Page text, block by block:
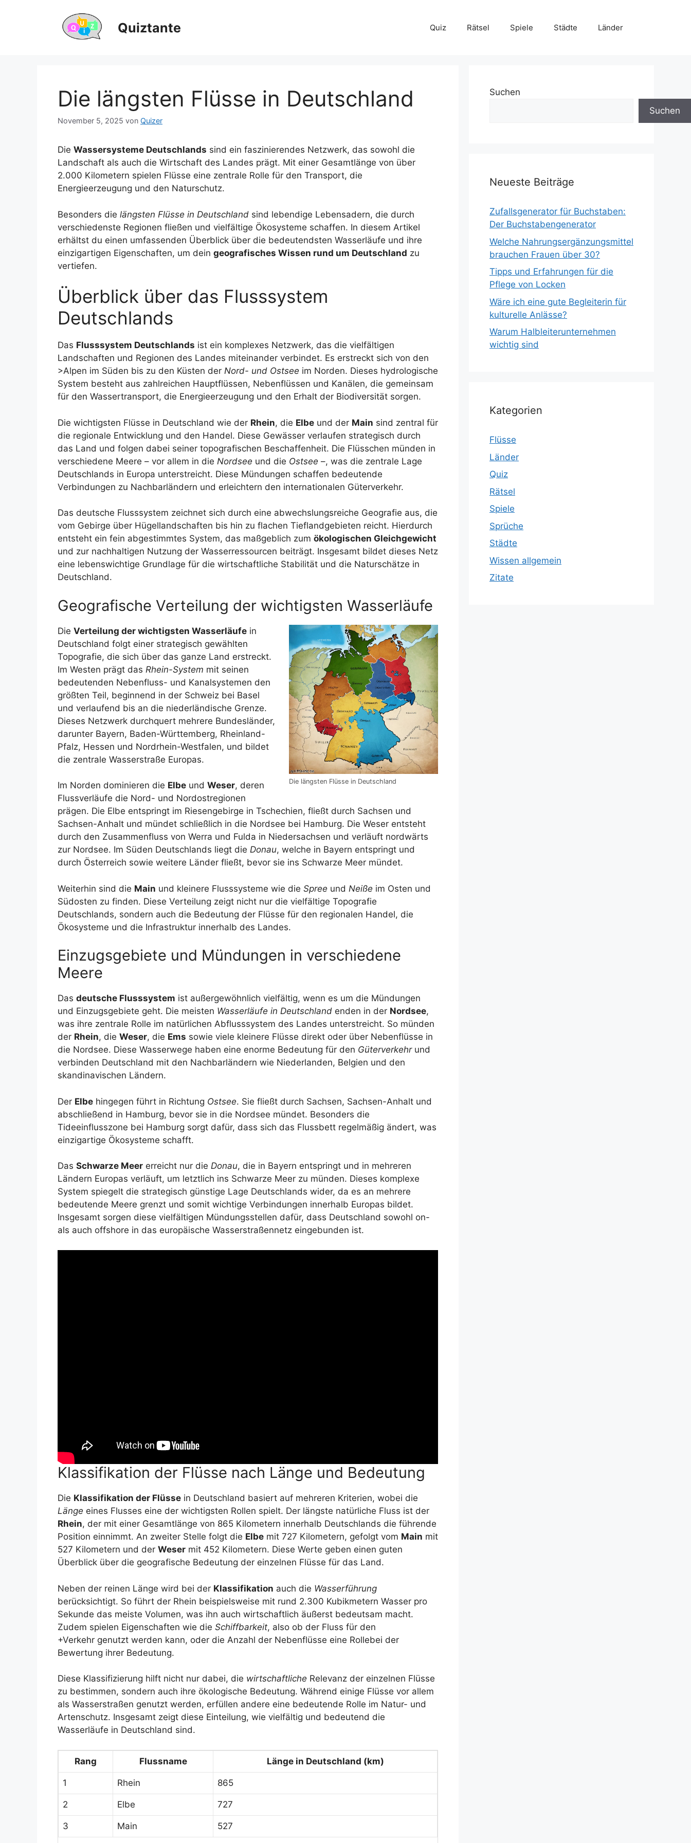
Quiztante Quiz Rätsel Spiele Städte Länder
Die längsten Flüsse in Deutschland
November 5, 2025 von Quizer
Die Wassersysteme Deutschlands sind ein faszinierendes Netzwerk, das sowohl die
Landschaft als auch die Wirtschaft des Landes prägt. Mit einer Gesamtlänge von über
2.000 Kilometern spielen Flüsse eine zentrale Rolle für den Transport, die
Energieerzeugung und den Naturschutz.
Besonders die längsten Flüsse in Deutschland sind lebendige Lebensadern, die durch
verschiedenste Regionen fließen und vielfältige Ökosysteme schaffen. In diesem Artikel
erhältst du einen umfassenden Überblick über die bedeutendsten Wasserläufe und ihre
einzigartigen Eigenschaften, um dein geografisches Wissen rund um Deutschland zu
vertiefen.
Überblick über das Flusssystem
Deutschlands
Das Flusssystem Deutschlands ist ein komplexes Netzwerk, das die vielfältigen
Landschaften und Regionen des Landes miteinander verbindet. Es erstreckt sich von den
>Alpen im Süden bis zu den Küsten der Nord- und Ostsee im Norden. Dieses hydrologische
System besteht aus zahlreichen Hauptflüssen, Nebenflüssen und Kanälen, die gemeinsam
für den Wassertransport, die Energieerzeugung und den Erhalt der Biodiversität sorgen.
Die wichtigsten Flüsse in Deutschland wie der Rhein, die Elbe und der Main sind zentral für
die regionale Entwicklung und den Handel. Diese Gewässer verlaufen strategisch durch
das Land und folgen dabei seiner topografischen Beschaffenheit. Die Flüsschen münden in
verschiedene Meere – vor allem in die Nordsee und die Ostsee –, was die zentrale Lage
Deutschlands in Europa unterstreicht. Diese Mündungen schaffen bedeutende
Verbindungen zu Nachbarländern und erleichtern den internationalen Güterverkehr.
Das deutsche Flusssystem zeichnet sich durch eine abwechslungsreiche Geografie aus, die
vom Gebirge über Hügellandschaften bis hin zu flachen Tieflandgebieten reicht. Hierdurch
entsteht ein fein abgestimmtes System, das maßgeblich zum ökologischen Gleichgewicht
und zur nachhaltigen Nutzung der Wasserressourcen beiträgt. Insgesamt bildet dieses Netz
eine lebenswichtige Grundlage für die wirtschaftliche Stabilität und die Naturschätze in
Deutschland.
Geografische Verteilung der wichtigsten Wasserläufe
Die längsten Flüsse in Deutschland
Die Verteilung der wichtigsten Wasserläufe in
Deutschland folgt einer strategisch gewählten
Topografie, die sich über das ganze Land erstreckt.
Im Westen prägt das Rhein-System mit seinen
bedeutenden Nebenfluss- und Kanalsystemen den
größten Teil, beginnend in der Schweiz bei Basel
und verlaufend bis an die niederländische Grenze.
Dieses Netzwerk durchquert mehrere Bundesländer,
darunter Bayern, Baden-Württemberg, Rheinland-
Pfalz, Hessen und Nordrhein-Westfalen, und bildet
die zentrale Wasserstraße Europas.
Im Norden dominieren die Elbe und Weser, deren
Flussverläufe die Nord- und Nordostregionen
prägen. Die Elbe entspringt im Riesengebirge in Tschechien, fließt durch Sachsen und
Sachsen-Anhalt und mündet schließlich in die Nordsee bei Hamburg. Die Weser entsteht
durch den Zusammenfluss von Werra und Fulda in Niedersachsen und verläuft nordwärts
zur Nordsee. Im Süden Deutschlands liegt die Donau, welche in Bayern entspringt und
durch Österreich sowie weitere Länder fließt, bevor sie ins Schwarze Meer mündet.
Weiterhin sind die Main und kleinere Flusssysteme wie die Spree und Neiße im Osten und
Südosten zu finden. Diese Verteilung zeigt nicht nur die vielfältige Topografie
Deutschlands, sondern auch die Bedeutung der Flüsse für den regionalen Handel, die
Ökosysteme und die Infrastruktur innerhalb des Landes.
Einzugsgebiete und Mündungen in verschiedene
Meere
Das deutsche Flusssystem ist außergewöhnlich vielfältig, wenn es um die Mündungen
und Einzugsgebiete geht. Die meisten Wasserläufe in Deutschland enden in der Nordsee,
was ihre zentrale Rolle im natürlichen Abflusssystem des Landes unterstreicht. So münden
der Rhein, die Weser, die Ems sowie viele kleinere Flüsse direkt oder über Nebenflüsse in
die Nordsee. Diese Wasserwege haben eine enorme Bedeutung für den Güterverkehrund
verbinden Deutschland mit den Nachbarländern wie Niederlanden, Belgien und den
skandinavischen Ländern.
Der Elbe hingegen führt in Richtung Ostsee. Sie fließt durch Sachsen, Sachsen-Anhalt und
abschließend in Hamburg, bevor sie in die Nordsee mündet. Besonders die
Tideeinflusszone bei Hamburg sorgt dafür, dass sich das Flussbett regelmäßig ändert, was
einzigartige Ökosysteme schafft.
Das Schwarze Meer erreicht nur die Donau, die in Bayern entspringt und in mehreren
Ländern Europas verläuft, um letztlich ins Schwarze Meer zu münden. Dieses komplexe
System spiegelt die strategisch günstige Lage Deutschlands wider, da es an mehrere
bedeutende Meere grenzt und somit wichtige Verbindungen innerhalb Europas bildet.
Insgesamt sorgen diese vielfältigen Mündungsstellen dafür, dass Deutschland sowohl on-
als auch offshore in das europäische Wasserstraßennetz eingebunden ist.
Klassifikation der Flüsse nach Länge und Bedeutung
Die Klassifikation der Flüsse in Deutschland basiert auf mehreren Kriterien, wobei die
Länge eines Flusses eine der wichtigsten Rollen spielt. Der längste natürliche Fluss ist der
Rhein, der mit einer Gesamtlänge von 865 Kilometern innerhalb Deutschlands die führende
Position einnimmt. An zweiter Stelle folgt die Elbe mit 727 Kilometern, gefolgt vom Main mit
527 Kilometern und der Weser mit 452 Kilometern. Diese Werte geben einen guten
Überblick über die geografische Bedeutung der einzelnen Flüsse für das Land.
Neben der reinen Länge wird bei der Klassifikation auch die Wasserführung
berücksichtigt. So führt der Rhein beispielsweise mit rund 2.300 Kubikmetern Wasser pro
Sekunde das meiste Volumen, was ihn auch wirtschaftlich äußerst bedeutsam macht.
Zudem spielen Eigenschaften wie die Schiffbarkeit, also ob der Fluss für den
+Verkehr genutzt werden kann, oder die Anzahl der Nebenflüsse eine Rollebei der
Bewertung ihrer Bedeutung.
Diese Klassifizierung hilft nicht nur dabei, die wirtschaftliche Relevanz der einzelnen Flüsse
zu bestimmen, sondern auch ihre ökologische Bedeutung. Während einige Flüsse vor allem
als Wasserstraßen genutzt werden, erfüllen andere eine bedeutende Rolle im Natur- und
Artenschutz. Insgesamt zeigt diese Einteilung, wie vielfältig und bedeutend die
Wasserläufe in Deutschland sind.
Rang Flussname Länge in Deutschland (km)
1 Rhein 865
2 Elbe 727
3 Main 527
Suchen
Suchen
Neueste Beiträge
Zufallsgenerator für Buchstaben:
Der Buchstabengenerator
Welche Nahrungsergänzungsmittel
brauchen Frauen über 30?
Tipps und Erfahrungen für die
Pflege von Locken
Wäre ich eine gute Begleiterin für
kulturelle Anlässe?
Warum Halbleiterunternehmen
wichtig sind
Kategorien
Flüsse
Länder
Quiz
Rätsel
Spiele
Sprüche
Städte
Wissen allgemein
Zitate